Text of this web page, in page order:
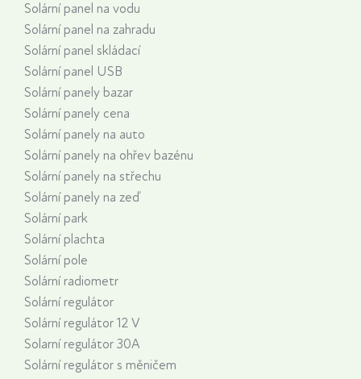
Solární panel na vodu
Solární panel na zahradu
Solární panel skládací
Solární panel USB
Solární panely bazar
Solární panely cena
Solární panely na auto
Solární panely na ohřev bazénu
Solární panely na střechu
Solární panely na zeď
Solární park
Solární plachta
Solární pole
Solární radiometr
Solární regulátor
Solární regulátor 12 V
Solarní regulátor 30A
Solární regulátor s měničem